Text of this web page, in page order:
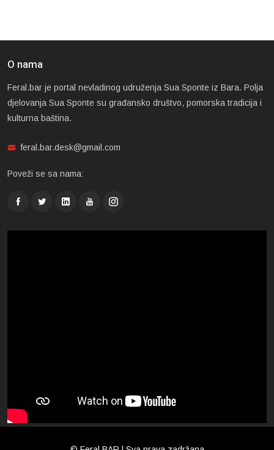
O nama
Feral.bar je portal nevladinog udruženja Sua Sponte iz Bara. Polja
djelovanja Sua Sponte su građansko društvo, pomorska tradicija i
kulturna baština.
feral.bar.desk@gmail.com
Poveži se sa nama: